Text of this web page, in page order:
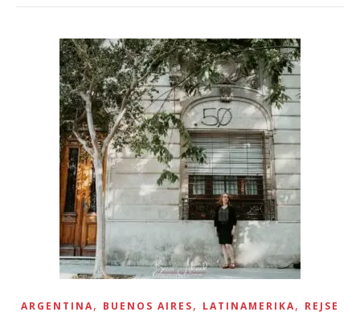
ARGENTINA, BUENOS AIRES, LATINAMERIKA, REJSE